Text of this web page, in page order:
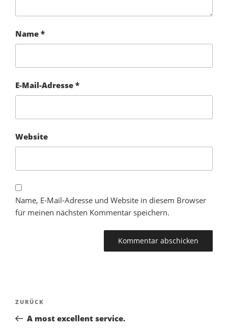
Name *
E-Mail-Adresse *
Website
Name, E-Mail-Adresse und Website in diesem Browser
für meinen nächsten Kommentar speichern.
Beitragsnavigation
Vorheriger
Beitrag
ZURÜCK
A most excellent service.